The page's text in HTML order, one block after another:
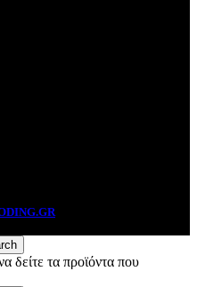
δείτε τα προϊόντα που